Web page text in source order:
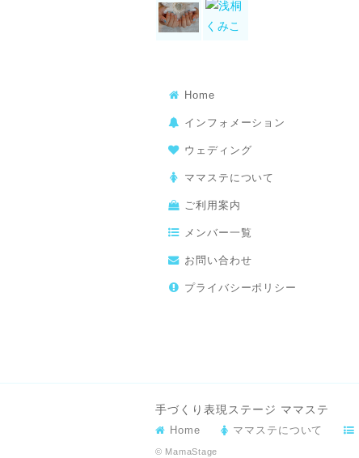
Home
インフォメーション
ウェディング
ママステについて
ご利用案内
メンバー一覧
お問い合わせ
プライバシーポリシー
手づくり表現ステージ ママステ
Home ママステについて
© MamaStage